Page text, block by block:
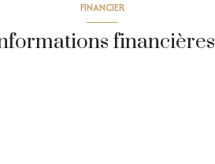
FINANCIER
financières